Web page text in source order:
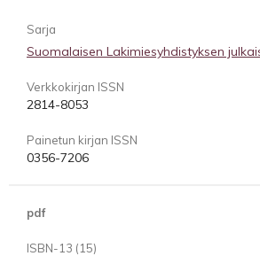
Sarja
Suomalaisen Lakimiesyhdistyksen
Verkkokirjan ISSN
2814-8053
Painetun kirjan ISSN
0356-7206
pdf
ISBN-13 (15)